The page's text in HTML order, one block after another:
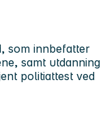
som innbefatter
samt utdanning
politiattest ved